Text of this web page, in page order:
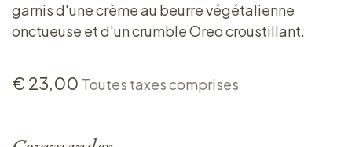
garnis d'une crème au beurre végétalienne
onctueuse et d'un crumble Oreo croustillant.
€ 23,00 Toutes taxes comprises